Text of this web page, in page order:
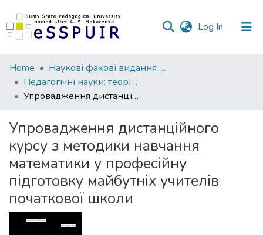
Log In (current)
Communities
&
Collections
Statistics
Home
Наукові фахові видання СумДПУ
Педагогічні науки: теорія, історія, інноваційні технології
Упровадження дистанційного курсу з методики навчання математики у професійну підготовку майбутніх учителів початкової школи
Упровадження дистанційного
курсу з методики навчання
математики у професійну
підготовку майбутніх учителів
початкової школи